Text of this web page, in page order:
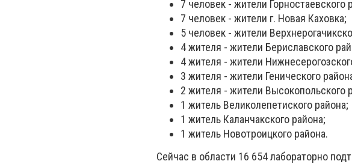
7 человек - жители Горностаевского
7 человек - жители г. Новая Каховка;
5 человек - жители
4 жителя - жители Бериславского
4 жителя - жители
3 жителя - жители Генического
2 жителя - жители Высокопольского
1 житель Великолепетиского района;
1 житель Каланчакского района;
1 житель Новотроицкого района.
Сейчас в области 16 654 лабораторно